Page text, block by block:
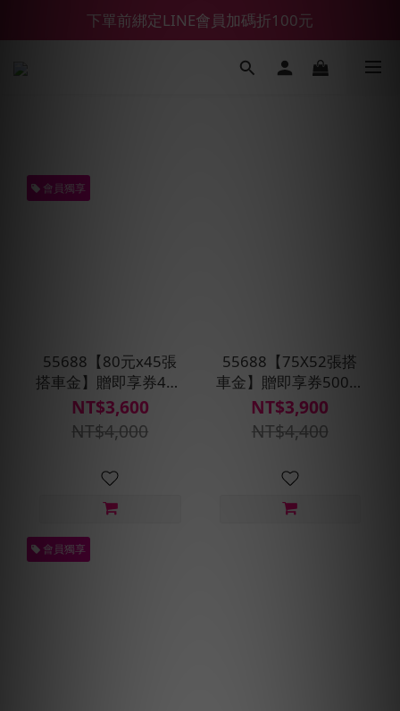
【鑽石熊/金熊新客首購限定】優惠搭車金
【55688商城】6 月年中慶滿額贈品發送延遲公告
會員獨享
55688【80元x45張
搭車金】贈即享券400
元
NT$3,600
NT$4,000
55688【75X52張搭
車金】贈即享券500元
+預約派車X2次
NT$3,900
NT$4,400
會員獨享